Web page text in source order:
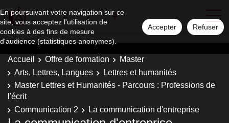
En poursuivant votre navigation sur ce
site, vous acceptez l'utilisation de
cookies à des fins de mesure
d'audience (statistiques anonymes).
Accepter Refuser
Accueil Offre de formation
Master
Arts, Lettres, Langues
Lettres et humanités
Master Lettres et Humanités - Parcours : Professions de
l'écrit
Communication 2
La communication d'entreprise